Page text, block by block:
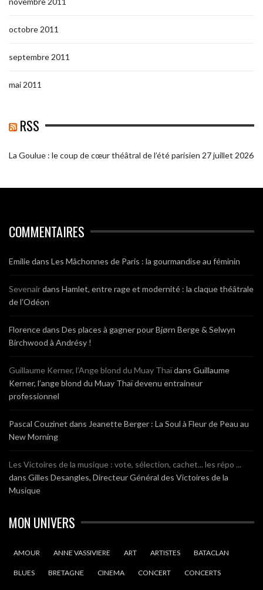
octobre 2011
septembre 2011
mai 2011
RSS
La Goulue : le coup de cœur théâtral de l’été parisien 27 juillet 2026
COMMENTAIRES
Emiliedans Les Mâchonnes de Paris : la gourmandise au féminin
Sevenairdans Hamlet, entre rage et modernité : la claque théâtrale
de l’Odéon
Florencedans Des places à gagner pour Bjørn Berge & Selwyn
Birchwood à Andrésy !
Guillaume Kerner, l’Ange blond du Muay Thaïdans Guillaume
Kerner, l’ange blond du Muay Thaï devenu entraineur
professionnel
Pascal Couzinet dans Jeanette Berger : La Soul à Fleur de Peau au
New Morning
Les Victoires de la musique : vote, sélection, cachet... les répo ...
dans Gilles Desangles, Directeur Général des Victoires de la
Musique
MON UNIVERS
AMOUR ANNE VASSIVIERE ART ARTISTES BATACLAN
BLUES BRETAGNE CINEMA CONCERT CONCERTS